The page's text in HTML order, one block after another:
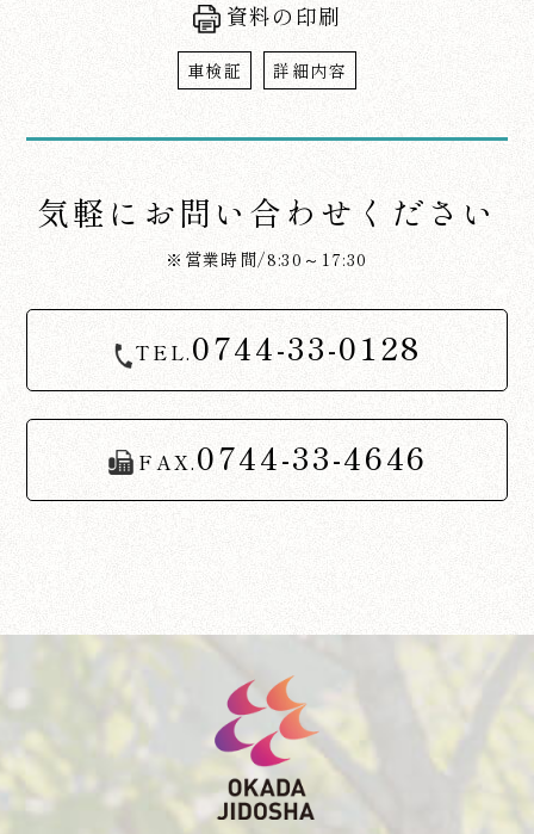
資料の印刷
車検証 詳細内容
気軽にお問い合わせください
※営業時間/8:30～17:30
TEL.0744-33-0128
FAX.0744-33-4646